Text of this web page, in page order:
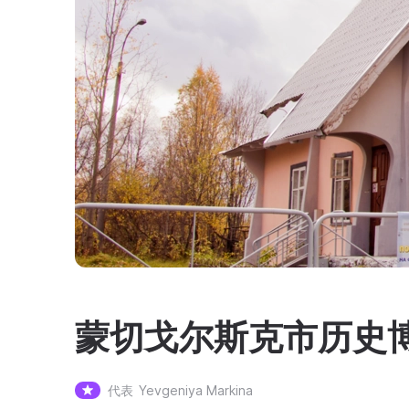
蒙切戈尔斯克市历史
代表 Yevgeniya Markina